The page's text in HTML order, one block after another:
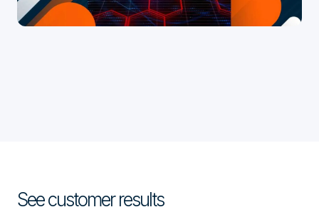
See customer results